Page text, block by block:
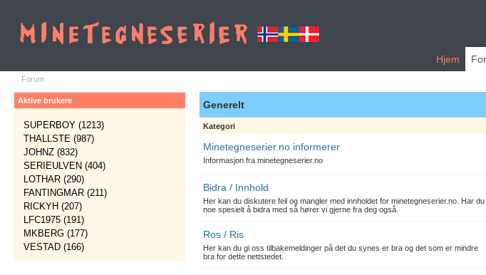
Hjem
Forum
Aktive brukere
SUPERBOY (1213)
THALLSTE (987)
JOHNZ (832)
SERIEULVEN (404)
LOTHAR (290)
FANTINGMAR (211)
RICKYH (207)
LFC1975 (191)
MKBERG (177)
VESTAD (166)
Generelt
Kategori
Minetegneserier.no informerer
Informasjon fra minetegneserier.no
Bidra / Innhold
Her kan du diskutere feil og mangler med innholdet for minetegneserier.no. Har du
noe spesielt å bidra med så hører vi gjerne fra deg også.
Ros / Ris
Her kan du gi oss tilbakemeldinger på det du synes er bra og det som er mindre
bra for dette nettstedet.